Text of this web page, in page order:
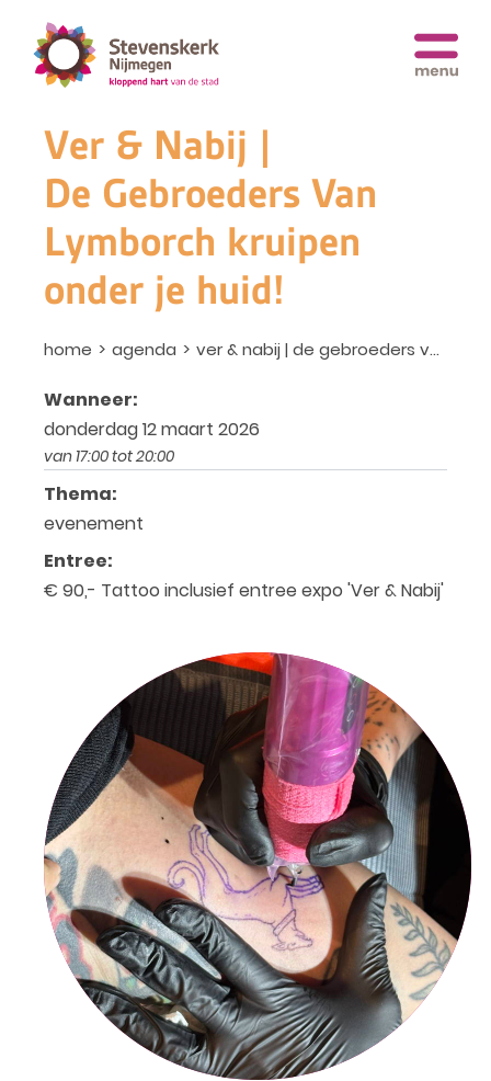
Ver & Nabij |
De Gebroeders Van
Lymborch kruipen
onder je huid!
home agenda ver & nabij | de gebroeders van lymborch kruipen onder je huid!
Wanneer:
donderdag 12 maart 2026
van 17:00 tot 20:00
Thema:
evenement
Entree:
€ 90,- Tattoo inclusief entree expo 'Ver & Nabij'